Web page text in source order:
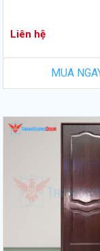
Liên hệ
MUA